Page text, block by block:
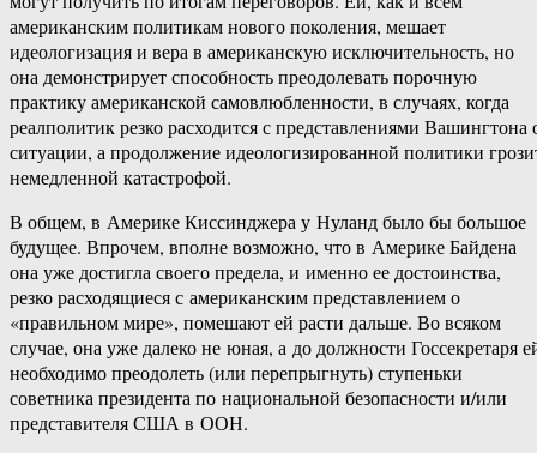
американским политикам нового поколения, мешает
идеологизация и вера в американскую исключительность, но
она демонстрирует способность преодолевать порочную
практику американской самовлюбленности, в случаях, когда
реалполитик резко расходится с представлениями Вашингтона
ситуации, а продолжение идеологизированной политики
немедленной катастрофой.
В общем, в Америке Киссинджера у Нуланд было бы большое
будущее. Впрочем, вполне возможно, что в Америке Байдена
она уже достигла своего предела, и именно ее достоинства,
резко расходящиеся с американским представлением о
«правильном мире», помешают ей расти дальше. Во всяком
случае, она уже далеко не юная, а до должности Госсекретаря
необходимо преодолеть (или перепрыгнуть) ступеньки
советника президента по национальной безопасности и/или
представителя США в ООН.